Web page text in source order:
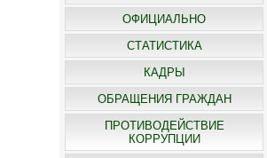
ОФИЦИАЛЬНО
СТАТИСТИКА
КАДРЫ
ОБРАЩЕНИЯ ГРАЖДАН
ПРОТИВОДЕЙСТВИЕ
КОРРУПЦИИ